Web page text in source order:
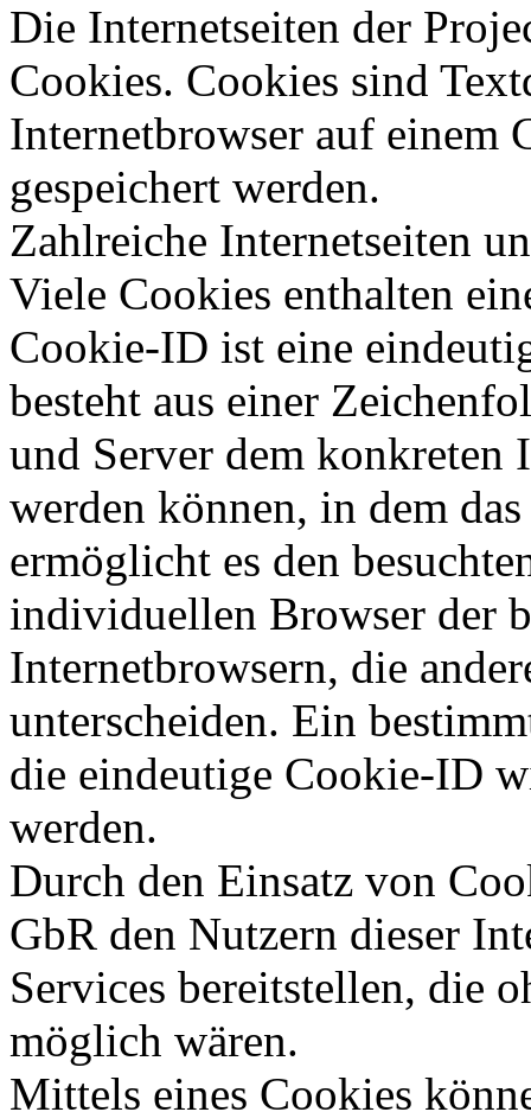
Die Internetseiten der
Cookies. Cookies sind
Internetbrowser auf einem
gespeichert werden.
Zahlreiche Internetseiten
Viele Cookies enthalten
Cookie-ID ist eine
besteht aus einer
und Server dem konkreten
werden können, in dem
ermöglicht es den
individuellen Browser der
Internetbrowsern, die
unterscheiden. Ein
die eindeutige Cookie-ID
werden.
Durch den Einsatz von
GbR den Nutzern dieser
Services bereitstellen, die
möglich wären.
Mittels eines Cookies